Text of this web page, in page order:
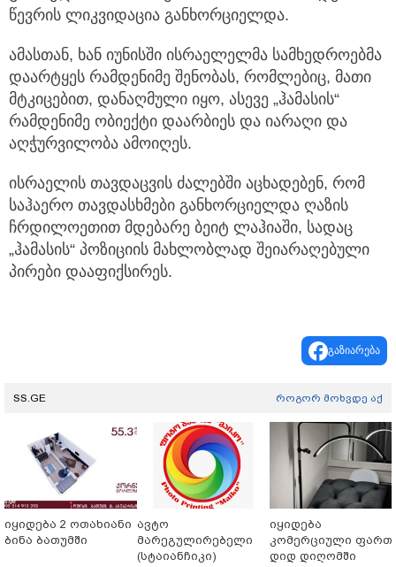
წევრის ლიკვიდაცია განხორციელდა.
ამასთან, ხან იუნისში ისრაელელმა სამხედროებმა
დაარტყეს რამდენიმე შენობას, რომლებიც, მათი
მტკიცებით, დანაღმული იყო, ასევე „ჰამასის“
რამდენიმე ობიექტი დაარბიეს და იარაღი და
აღჭურვილობა ამოიღეს.
ისრაელის თავდაცვის ძალებში აცხადებენ, რომ
საჰაერო თავდასხმები განხორციელდა ღაზის
ჩრდილოეთით მდებარე ბეიტ ლაჰიაში, სადაც
„ჰამასის“ პოზიციის მახლობლად შეიარაღებული
პირები დააფიქსირეს.
გაზიარება
SS.GE როგორ მოხვდე აქ
იყიდება 2 ოთახიანი
ბინა ბათუმში
ავტო
მარეგულირებელი
(სტაიანჩიკი)
იყიდება
კომერციული
დიდ დიღომში